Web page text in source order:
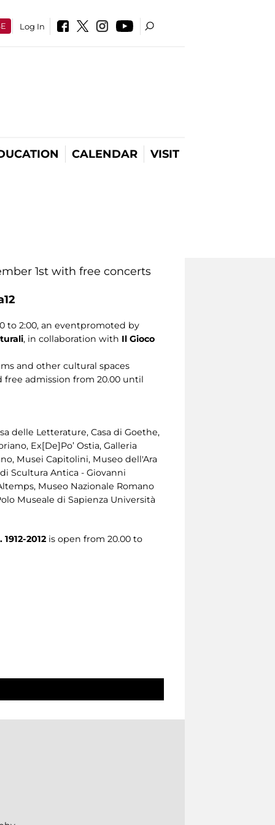
Log In
CALENDAR VISIT
1st with free concerts
to 2:00, an eventpromoted by
, in collaboration with Il Gioco
and other cultural spaces
admission from 20.00 until
delle Letterature, Casa di Goethe,
Ex[De]Po’ Ostia, Galleria
Musei Capitolini, Museo dell'Ara
Scultura Antica - Giovanni
Museo Nazionale Romano
Museale di Sapienza Università
2012 is open from 20.00 to